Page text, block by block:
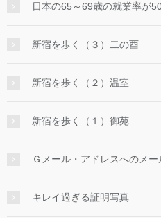
日本の65～69歳の就業率が
新宿を歩く（３）二の酉
新宿を歩く（２）温室
新宿を歩く（１）御苑
Ｇメール・アドレスへのメ
キレイ過ぎる証明写真